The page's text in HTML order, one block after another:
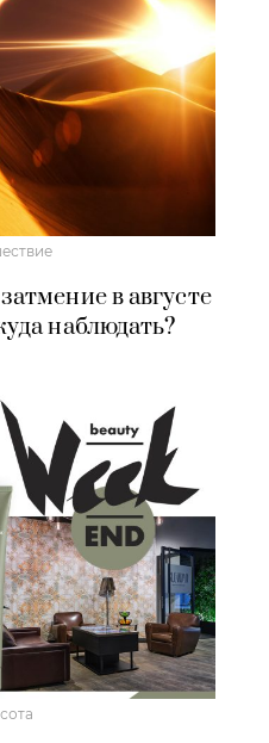
в августе
наблюдать?